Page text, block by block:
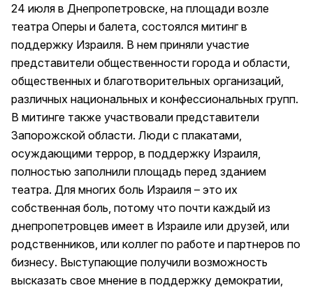
24 июля в Днепропетровске, на площади возле
театра Оперы и балета, состоялся митинг в
поддержку Израиля. В нем приняли участие
представители общественности города и области,
общественных и благотворительных организаций,
различных национальных и конфессиональных групп.
В митинге также участвовали представители
Запорожской области. Люди с плакатами,
осуждающими террор, в поддержку Израиля,
полностью заполнили площадь перед зданием
театра. Для многих боль Израиля – это их
собственная боль, потому что почти каждый из
днепропетровцев имеет в Израиле или друзей, или
родственников, или коллег по работе и партнеров по
бизнесу. Выступающие получили возможность
высказать свое мнение в поддержку демократии,